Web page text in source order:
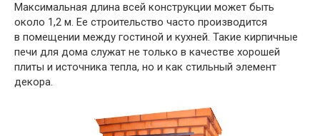
Максимальная длина всей конструкции может быть
около 1,2 м. Ее строительство часто производится
в помещении между гостиной и кухней. Такие кирпичные
печи для дома служат не только в качестве хорошей
плиты и источника тепла, но и как стильный элемент
декора.